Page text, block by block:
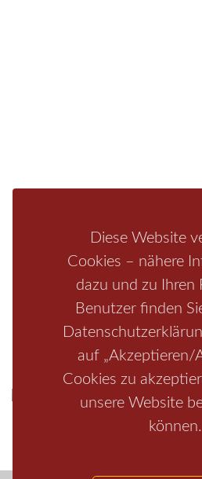
Diese Website
Cookies – nähere
dazu und zu Ihren
Benutzer finden
auf „Akzeptieren/
Cookies zu
unsere Website
können.
Malerweg Nationalpark
Bad Schandau Wehlen
Königstein Kirnitzschtal Wellness